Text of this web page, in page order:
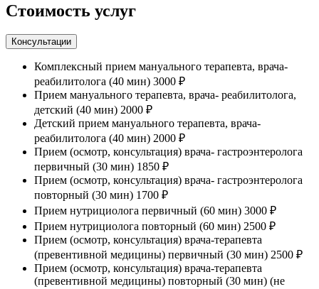
Стоимость услуг
Консультации
Комплексный прием мануального терапевта, врача-
реабилитолога (40 мин) 3000 ₽
Прием мануального терапевта, врача- реабилитолога,
детский (40 мин) 2000 ₽
Детский прием мануального терапевта, врача-
реабилитолога (40 мин) 2000 ₽
Прием (осмотр, консультация) врача- гастроэнтеролога
первичный (30 мин) 1850 ₽
Прием (осмотр, консультация) врача- гастроэнтеролога
повторный (30 мин) 1700 ₽
Прием нутрициолога первичный (60 мин) 3000 ₽
Прием нутрициолога повторный (60 мин) 2500 ₽
Прием (осмотр, консультация) врача-терапевта
(превентивной медицины) первичный (30 мин) 2500 ₽
Прием (осмотр, консультация) врача-терапевта
(превентивной медицины) повторный (30 мин) (не